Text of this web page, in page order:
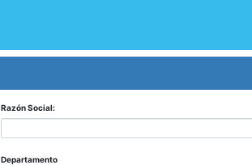
Razón Social:
Departamento